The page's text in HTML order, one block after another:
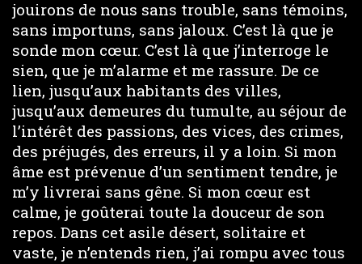
jouirons de nous sans trouble, sans témoins,
sans importuns, sans jaloux. C’est là que je
sonde mon cœur. C’est là que j’interroge le
sien, que je m’alarme et me rassure. De ce
lien, jusqu’aux habitants des villes,
jusqu’aux demeures du tumulte, au séjour de
l’intérêt des passions, des vices, des crimes,
des préjugés, des erreurs, il y a loin. Si mon
âme est prévenue d’un sentiment tendre, je
m’y livrerai sans gêne. Si mon cœur est
calme, je goûterai toute la douceur de son
repos. Dans cet asile désert, solitaire et
vaste, je n’entends rien, j’ai rompu avec tous